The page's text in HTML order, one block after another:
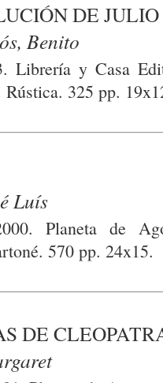
DE JULIO
Benito
Librería y Casa
Rústica. 325 pp.
Luís
Planeta de
570 pp. 24x15.
DE